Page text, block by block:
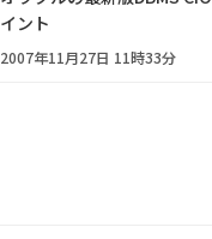
イント
2007年11月27日 11時33分